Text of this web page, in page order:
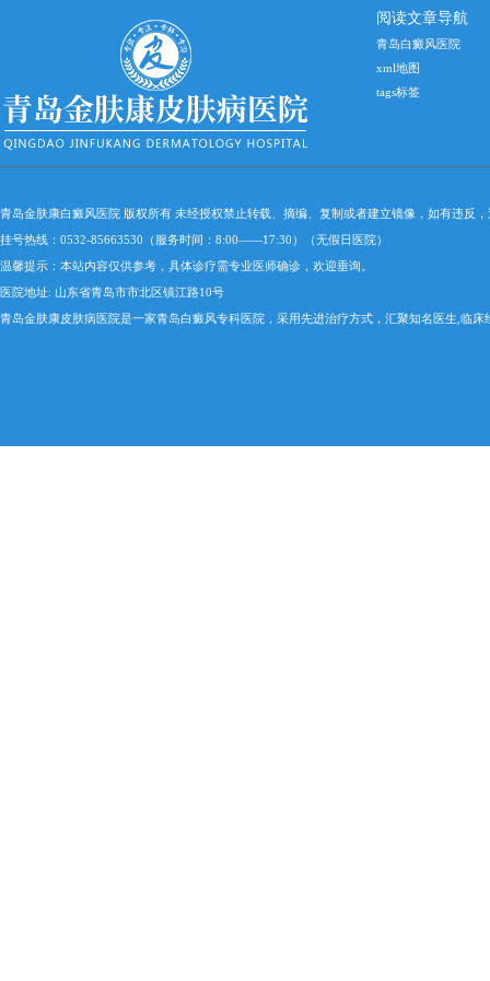
阅读文章导航
青岛白癜风医院
xml地图
tags标签
青岛金肤康白癜风医院 版权所有 未经授权禁止转载、摘编、复制或者建立镜像，如有违反
挂号热线：0532-85663530（服务时间：8:00——17:30）（无假日医院）
温馨提示：本站内容仅供参考，具体诊疗需专业医师确诊，欢迎垂询。
医院地址: 山东省青岛市市北区镇江路10号
青岛金肤康皮肤病医院是一家青岛白癜风专科医院，采用先进治疗方式，汇聚知名医生,临床